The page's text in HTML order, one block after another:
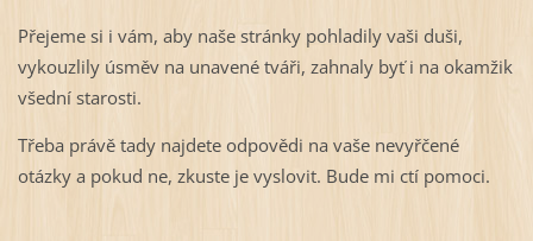
Přejeme si i vám, aby naše stránky pohladily vaši duši,
vykouzlily úsměv na unavené tváři, zahnaly byť i na okamžik
všední starosti.
Třeba právě tady najdete odpovědi na vaše nevyřčené
otázky a pokud ne, zkuste je vyslovit. Bude mi ctí pomoci.